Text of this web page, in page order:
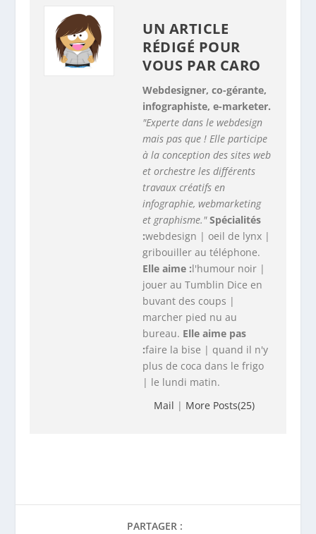
UN ARTICLE
RÉDIGÉ POUR
VOUS PAR CARO
Webdesigner, co-gérante,
infographiste, e-marketer.
"Experte dans le webdesign
mais pas que ! Elle participe
à la conception des sites web
et orchestre les différents
travaux créatifs en
infographie, webmarketing
et graphisme." Spécialités
:webdesign | oeil de lynx |
gribouiller au téléphone.
Elle aime :l'humour noir |
jouer au Tumblin Dice en
buvant des coups |
marcher pied nu au
bureau. Elle aime pas
:faire la bise | quand il n'y
plus de coca dans le frigo
| le lundi matin.
Mail | More Posts(25)
PARTAGER :